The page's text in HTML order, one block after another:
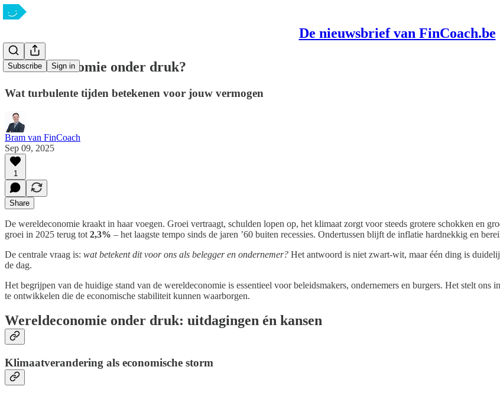
De nieuwsbrief van FinCoach.be
Subscribe Sign in
Wereldeconomie onder druk?
Wat turbulente tijden betekenen voor jouw vermogen
Bram van FinCoach
Sep 09, 2025
1
Share
De wereldeconomie kraakt in haar voegen. Groei vertraagt, schulden lopen op, het klimaat zorgt voor steeds grotere schokken en
groei in 2025 terug tot 2,3% – het laagste tempo sinds de jaren ’60 buiten recessies. Ondertussen blijft de inflatie hardnekkig en
De centrale vraag is: wat betekent dit voor ons als belegger en ondernemer? Het antwoord is niet zwart-wit, maar één ding is
de dag.
Het begrijpen van de huidige stand van de wereldeconomie is essentieel voor beleidsmakers, ondernemers en burgers. Het stelt
te ontwikkelen die de economische stabiliteit kunnen waarborgen.
Wereldeconomie onder druk: uitdagingen én kansen
Klimaatverandering als economische storm